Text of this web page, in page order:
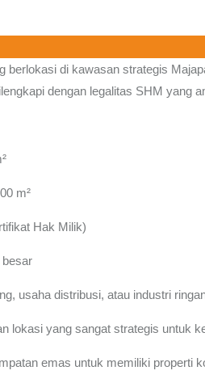
berlokasi di kawasan strategis
dengan legalitas SHM yang
m²
Hak Milik)
besar
usaha distribusi, atau industri
lokasi yang sangat strategis untuk
emas untuk memiliki properti